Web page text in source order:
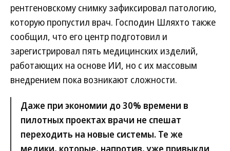
рентгеновскому снимку зафиксировал патологию,
которую пропустил врач. Господин Шляхто также
сообщил, что его центр подготовил и
зарегистрировал пять медицинских изделий,
работающих на основе ИИ, но с их массовым
внедрением пока возникают сложности.
Даже при экономии до 30% времени в
пилотных проектах врачи не спешат
переходить на новые системы. Те же
медики, которые, напротив, уже привыкли